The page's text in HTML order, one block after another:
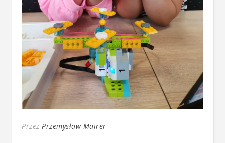
Przez Przemysław Mairer